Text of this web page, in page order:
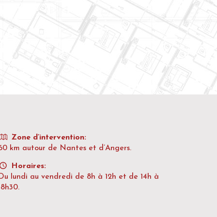
Zone d’intervention:
km autour de Nantes et d’Angers.
Horaires:
lundi au vendredi de 8h à 12h et de 14h à